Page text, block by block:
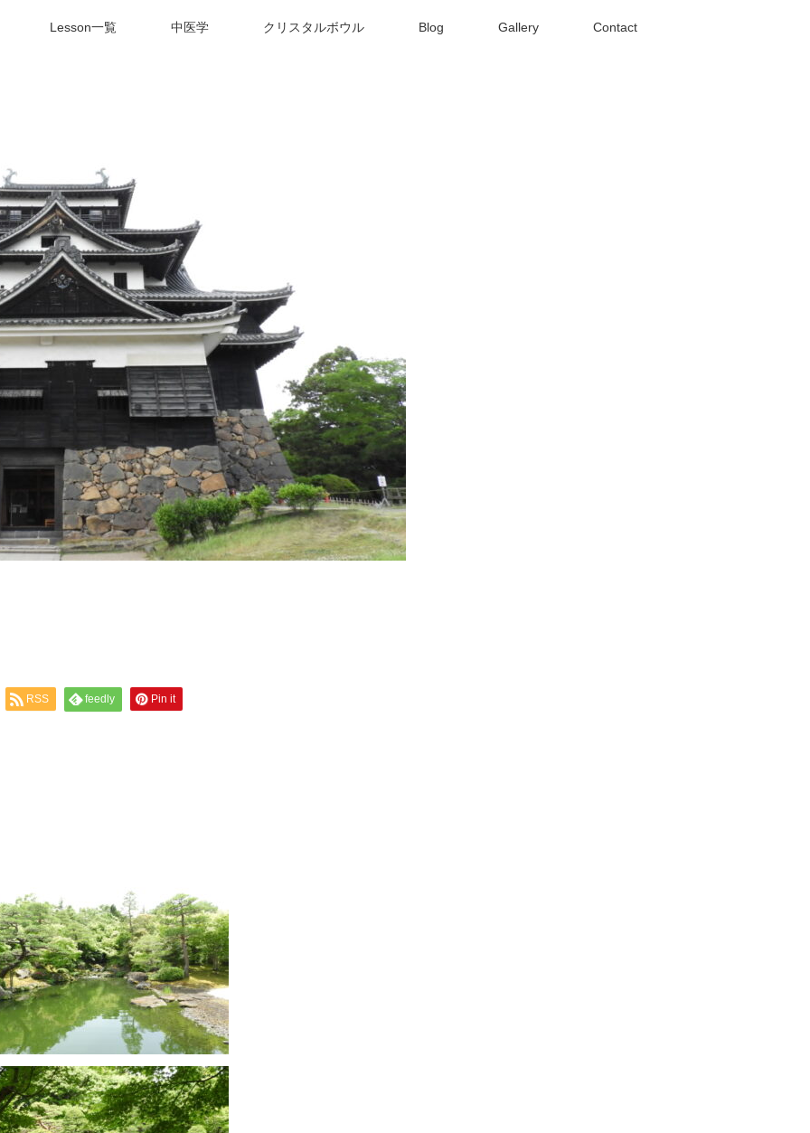
Lesson一覧 中医学 クリスタルボウル Blog Gallery Contact
RSS feedly Pin it